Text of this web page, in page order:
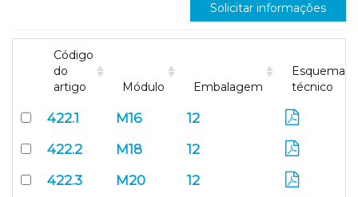
Solicitar informações
Código
do
artigo
Módulo Embalagem
Esquema
técnico
422.1 M16
12
422.2
M18
12
422.3
M20
12